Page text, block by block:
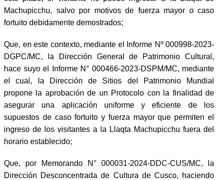
Machupicchu, salvo por motivos de fuerza mayor o caso
fortuito debidamente demostrados;
Que, en este contexto, mediante el Informe Nº 000998-2023-
DGPC/MC, la Dirección General de Patrimonio Cultural,
hace suyo el Informe N° 000466-2023-DSPM/MC, mediante
el cual, la Dirección de Sitios del Patrimonio Mundial
propone la aprobación de un Protocolo con la finalidad de
asegurar una aplicación uniforme y eficiente de los
supuestos de caso fortuito y fuerza mayor que permiten el
ingreso de los visitantes a la Llaqta Machupicchu fuera del
horario establecido;
Que, por Memorando N° 000031-2024-DDC-CUS/MC, la
Dirección Desconcentrada de Cultura de Cusco, haciendo